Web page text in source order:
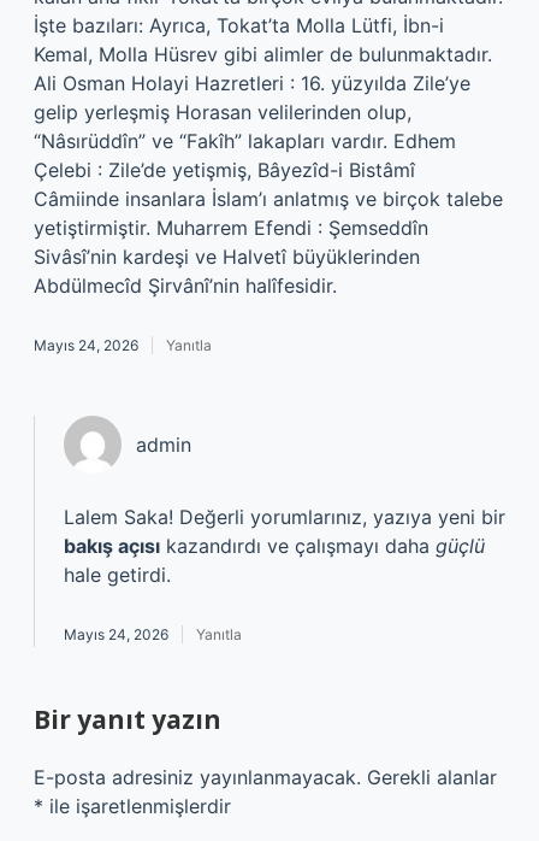
İşte bazıları: Ayrıca, Tokat’ta Molla Lütfi, İbn-i
Kemal, Molla Hüsrev gibi alimler de bulunmaktadır.
Ali Osman Holayi Hazretleri : 16. yüzyılda Zile’ye
gelip yerleşmiş Horasan velilerinden olup,
“Nâsırüddîn” ve “Fakîh” lakapları vardır. Edhem
Çelebi : Zile’de yetişmiş, Bâyezîd-i Bistâmî
Câmiinde insanlara İslam’ı anlatmış ve birçok talebe
yetiştirmiştir. Muharrem Efendi : Şemseddîn
Sivâsî’nin kardeşi ve Halvetî büyüklerinden
Abdülmecîd Şirvânî’nin halîfesidir.
Mayıs 24, 2026 Yanıtla
admin
Lalem Saka! Değerli yorumlarınız, yazıya yeni bir
bakış açısı kazandırdı ve çalışmayı daha güçlü
hale getirdi.
Mayıs 24, 2026 Yanıtla
Bir yanıt yazın
E-posta adresiniz yayınlanmayacak. Gerekli alanlar
* ile işaretlenmişlerdir